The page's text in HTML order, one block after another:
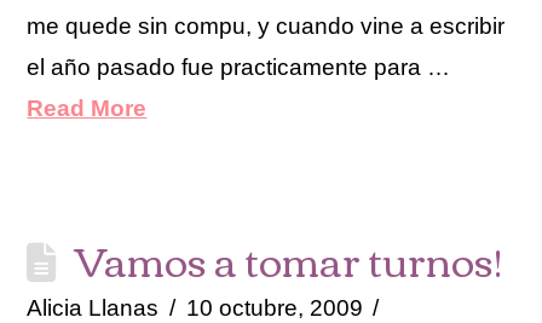
me quede sin compu, y cuando vine a escribir
el año pasado fue practicamente para …
Read More
Vamos a tomar turnos!
Alicia Llanas
10 octubre, 2009